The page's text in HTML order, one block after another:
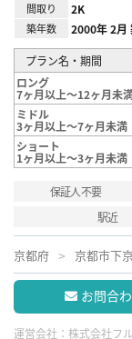
間取り 2K
築年数 2000年 2月
プラン名・期間
ロング
7ヶ月以上～12ヶ月未
ミドル
3ヶ月以上～7ヶ月未満
ショート
1ヶ月以上～3ヶ月未満
保証人不要
駅近
京都府 京都市下
お問合
運営会社： 株式会社フ